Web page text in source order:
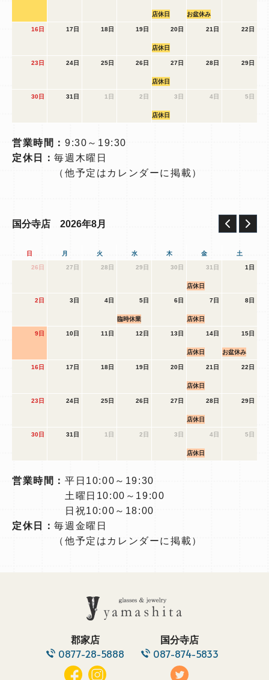
店休日 お盆休み
16日 17日 18日 19日 20日
店休日
21日 22日
23日 24日 25日 26日 27日
店休日
28日 29日
30日 31日 1日 2日 3日
店休日
4日 5日
営業時間： 9:30～19:30
定休日：毎週木曜日
（他予定はカレンダーに掲載）
国分寺店 2026年8月
日 月 火 水 木 金 土
26日 27日 28日 29日 30日 31日
店休日
1日
2日 3日 4日 5日
臨時休業
6日 7日
店休日
8日
9日 10日 11日 12日 13日 14日
店休日
15日
お盆休み
16日 17日 18日 19日 20日 21日
店休日
22日
23日 24日 25日 26日 27日 28日
店休日
29日
30日 31日 1日 2日 3日 4日
店休日
5日
営業時間： 平日10:00～19:30
土曜日10:00～19:00
日祝10:00～18:00
定休日：毎週金曜日
（他予定はカレンダーに掲載）
郡家店
0877-28-5888
国分寺店
087-874-5833